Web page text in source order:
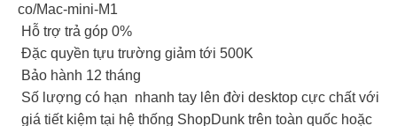
co/Mac-mini-M1
Hỗ trợ trả góp 0%
Đặc quyền tựu trường giảm tới 500K
Bảo hành 12 tháng
Số lượng có hạn nhanh tay lên đời desktop cực chất với
giá tiết kiệm tại hệ thống ShopDunk trên toàn quốc hoặc